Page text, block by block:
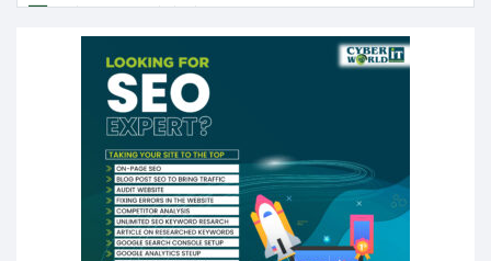
এবার লঞ্চের ভাড়া বাড়ল
১৭ থেকে ২১ শতাংশ বিদ্যুতের দাম বাড়ানোর প্রস্তাব পিডিবির
১৬ মে চাঁদপুর ও ২৫ মে ফেনী সফরে যাবেন প্রধানমন্ত্রী
উচ্চশিক্ষায় গৌরবময় অর্জন: পূর্ণ স্কলারশিপে যুক্তরাষ্ট্রে
পিএইচডি করছেন কুয়েটের কৃতি…
সারা দেশে বজ্রাঘাতে ১৪ জনের প্রাণহানি
কঠোর হচ্ছে এসএসসি ও এইচএসসি পরীক্ষা